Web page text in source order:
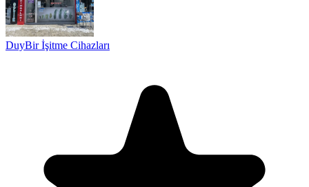
DuyBir İşitme Cihazları